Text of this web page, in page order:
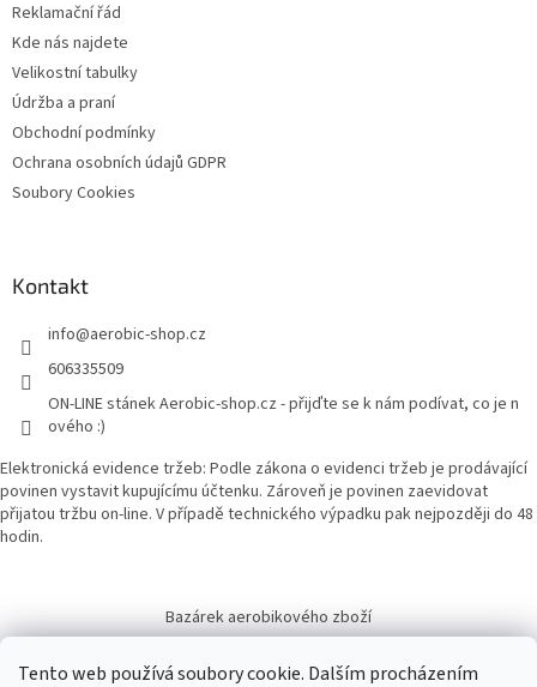
Tento web používá soubory cookie. Dalším procházením
Reklamační řád
Kde nás najdete
Velikostní tabulky
Údržba a praní
Obchodní podmínky
Ochrana osobních údajů GDPR
Soubory Cookies
Kontakt
info@aerobic-shop.cz
606335509
ON-LINE stánek Aerobic-shop.cz - přijďte se k nám podívat, co je n
ového :)
Elektronická evidence tržeb: Podle zákona o evidenci tržeb je prodávající
povinen vystavit kupujícímu účtenku. Zároveň je povinen zaevidovat
přijatou tržbu on-line. V případě technického výpadku pak nejpozději do 48
hodin.
Bazárek aerobikového zboží